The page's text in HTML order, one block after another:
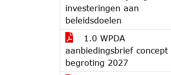
investeringen aan
beleidsdoelen
1.0 WPDA
aanbiedingsbrief concept
begroting 2027